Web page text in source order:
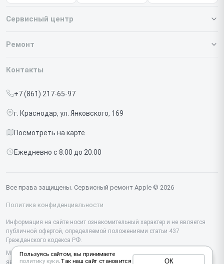
Сервисный центр
О нашем сервисе
Срочный ремонт
Доставка и способы оплаты
Диагностика
Контакты
Ремонт
Iphone
Studio Display
Vision Pro
Контакты
+7 (861) 217-65-97
г. Краснодар, ул. Янковского, 169
Посмотреть на карте
Ежедневно с 8:00 до 20:00
Все права защищены. Сервисный ремонт Apple © 2026
Политика конфиденциальности
Информация на сайте носит ознакомительный характер и не является
публичной офертой, определяемой положениями статьи 437
Гражданского кодекса РФ.
Мы специализируемся на обслуживании и ремонте техники Apple, но не
являемся их официальным представителем. Предоставляем
Пользуясь сайтом, вы принимаете
политику куки. Так наш сайт становится ОК